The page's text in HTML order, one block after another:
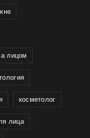
лицом
косметолог
лица